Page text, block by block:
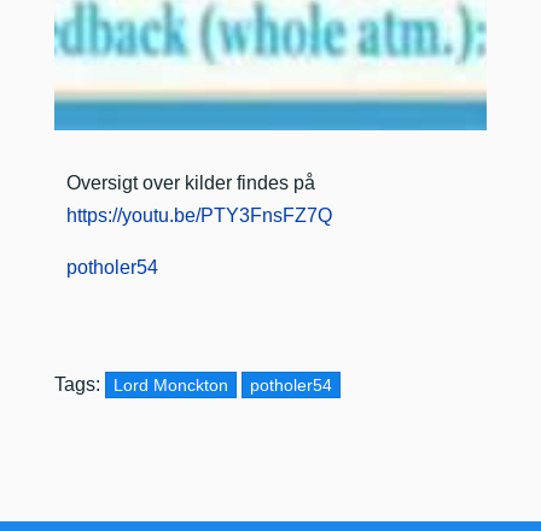
Oversigt over kilder findes på
https://youtu.be/PTY3FnsFZ7Q
potholer54
Tags: Lord Monckton potholer54